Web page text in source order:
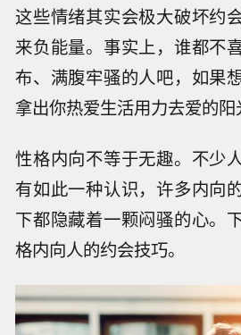
这些情绪其实会极大破坏约
来负能量。事实上，谁都不
布、满腹牢骚的人吧，如果
拿出你热爱生活用力去爱的阳
性格内向不等于无趣。不少
有如此一种认识，许多内向
下都隐藏着一颗闷骚的心。
格内向人的约会技巧。